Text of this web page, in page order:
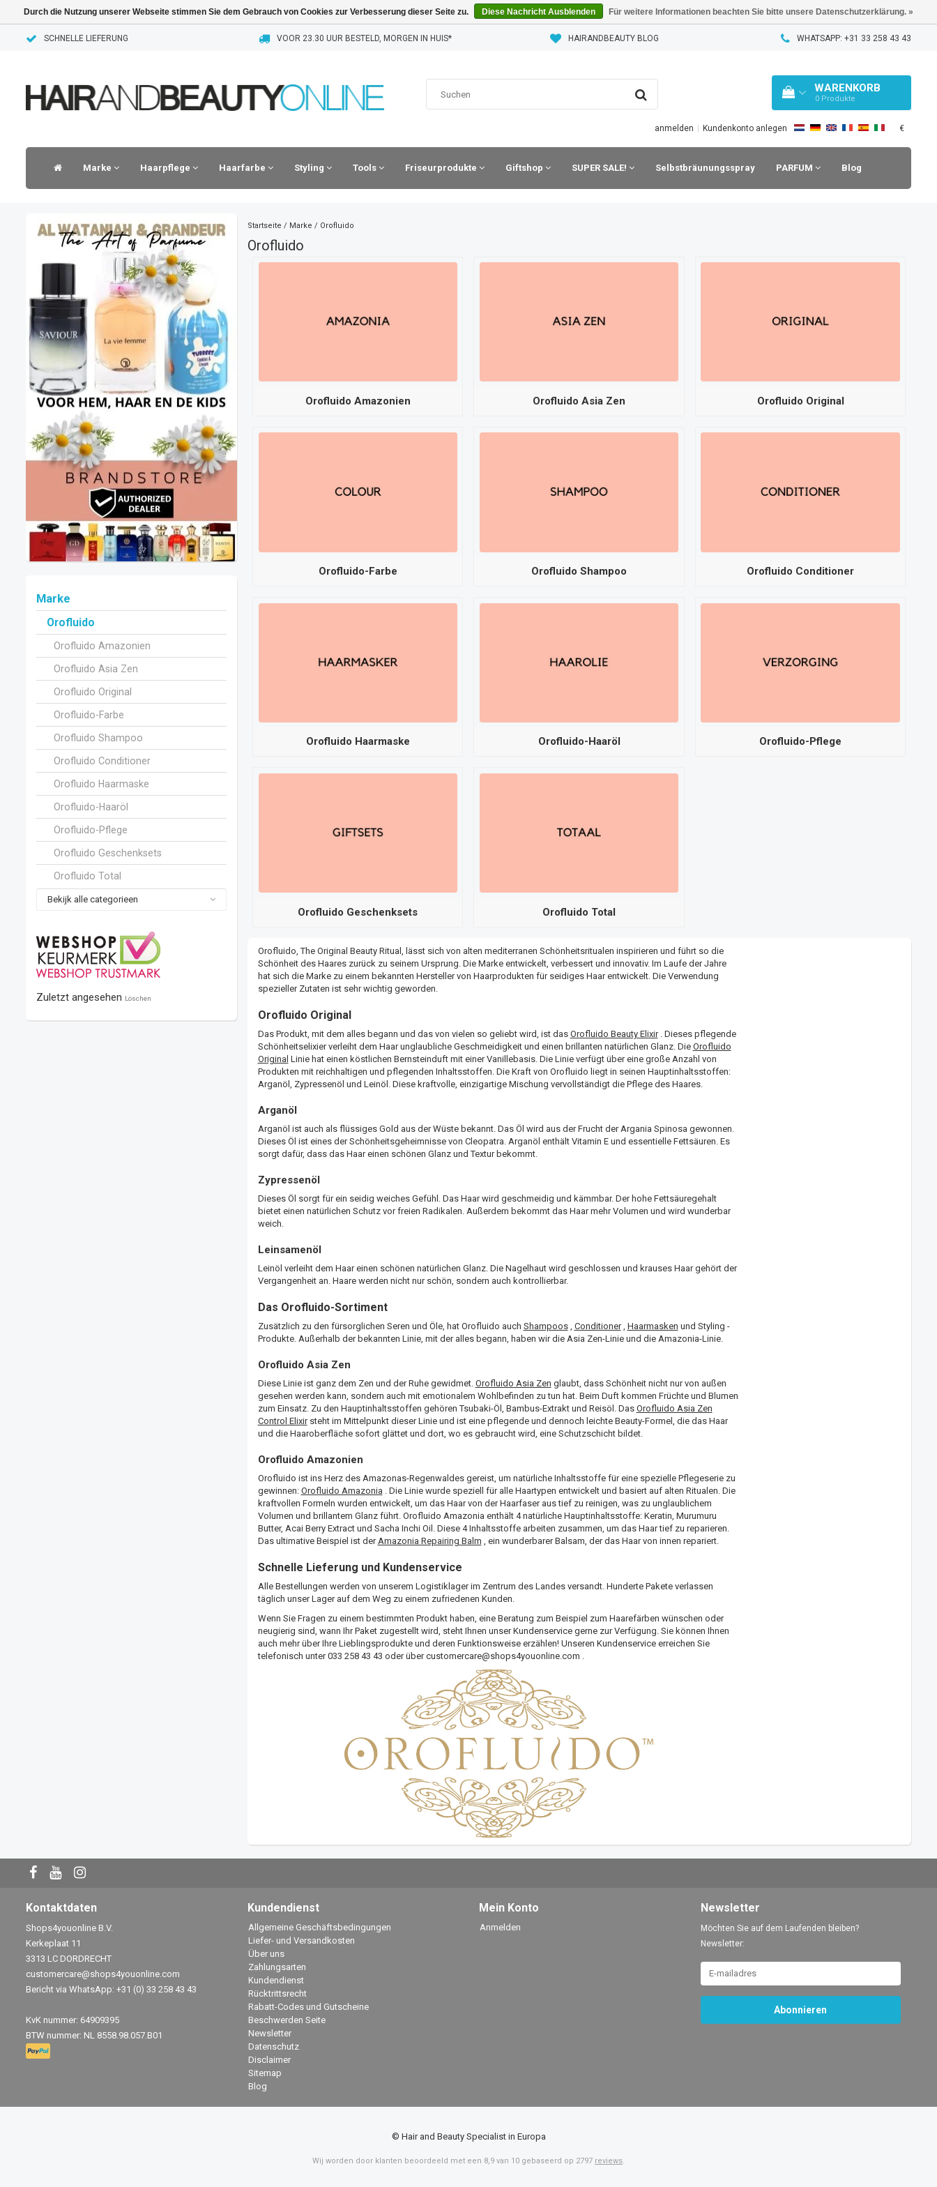
SCHNELLE LIEFERUNG VOOR 23.30 UUR BESTELD, MORGEN IN HUIS* HAIRANDBEAUTY BLOG WHATSAPP: +31 33 258 43 43
WARENKORB
0 Produkte
anmelden Kundenkonto anlegen €
Marke Haarpflege Haarfarbe Styling Tools Friseurprodukte Giftshop SUPER SALE! Selbstbräunungsspray PARFUM Blog
Marke
Orofluido
Orofluido Amazonien
Orofluido Asia Zen
Orofluido Original
Orofluido-Farbe
Orofluido Shampoo
Orofluido Conditioner
Orofluido Haarmaske
Orofluido-Haaröl
Orofluido-Pflege
Orofluido Geschenksets
Orofluido Total
Bekijk alle categorieen
Zuletzt angesehen Löschen
Startseite / Marke / Orofluido
Orofluido
Orofluido Amazonien Orofluido Asia Zen Orofluido Original
Orofluido-Farbe Orofluido Shampoo Orofluido Conditioner
Orofluido Haarmaske Orofluido-Haaröl Orofluido-Pflege
Orofluido Geschenksets Orofluido Total
Orofluido, The Original Beauty Ritual, lässt sich von alten mediterranen Schönheitsritualen inspirieren und führt so die
Schönheit des Haares zurück zu seinem Ursprung. Die Marke entwickelt, verbessert und innovativ. Im Laufe der Jahre
hat sich die Marke zu einem bekannten Hersteller von Haarprodukten für seidiges Haar entwickelt. Die Verwendung
spezieller Zutaten ist sehr wichtig geworden.
Orofluido Original
Das Produkt, mit dem alles begann und das von vielen so geliebt wird, ist das Orofluido Beauty Elixir. Dieses pflegende
Schönheitselixier verleiht dem Haar unglaubliche Geschmeidigkeit und einen brillanten natürlichen Glanz. Die Orofluido
Original Linie hat einen köstlichen Bernsteinduft mit einer Vanillebasis. Die Linie verfügt über eine große Anzahl von
Produkten mit reichhaltigen und pflegenden Inhaltsstoffen. Die Kraft von Orofluido liegt in seinen Hauptinhaltsstoffen:
Arganöl, Zypressenöl und Leinöl. Diese kraftvolle, einzigartige Mischung vervollständigt die Pflege des Haares.
Arganöl
Arganöl ist auch als flüssiges Gold aus der Wüste bekannt. Das Öl wird aus der Frucht der Argania Spinosa gewonnen.
Dieses Öl ist eines der Schönheitsgeheimnisse von Cleopatra. Arganöl enthält Vitamin E und essentielle Fettsäuren. Es
sorgt dafür, dass das Haar einen schönen Glanz und Textur bekommt.
Zypressenöl
Dieses Öl sorgt für ein seidig weiches Gefühl. Das Haar wird geschmeidig und kämmbar. Der hohe Fettsäuregehalt
bietet einen natürlichen Schutz vor freien Radikalen. Außerdem bekommt das Haar mehr Volumen und wird wunderbar
weich.
Leinsamenöl
Leinöl verleiht dem Haar einen schönen natürlichen Glanz. Die Nagelhaut wird geschlossen und krauses Haar gehört der
Vergangenheit an. Haare werden nicht nur schön, sondern auch kontrollierbar.
Das Orofluido-Sortiment
Zusätzlich zu den fürsorglichen Seren und Öle, hat Orofluido auch Shampoos, Conditioner, Haarmasken und Styling -
Produkte. Außerhalb der bekannten Linie, mit der alles begann, haben wir die Asia Zen-Linie und die Amazonia-Linie.
Orofluido Asia Zen
Diese Linie ist ganz dem Zen und der Ruhe gewidmet. Orofluido Asia Zen glaubt, dass Schönheit nicht nur von außen
gesehen werden kann, sondern auch mit emotionalem Wohlbefinden zu tun hat. Beim Duft kommen Früchte und Blumen
zum Einsatz. Zu den Hauptinhaltsstoffen gehören Tsubaki-Öl, Bambus-Extrakt und Reisöl. Das Orofluido Asia Zen
Control Elixirsteht im Mittelpunkt dieser Linie und ist eine pflegende und dennoch leichte Beauty-Formel, die das Haar
und die Haaroberfläche sofort glättet und dort, wo es gebraucht wird, eine Schutzschicht bildet.
Orofluido Amazonien
Orofluido ist ins Herz des Amazonas-Regenwaldes gereist, um natürliche Inhaltsstoffe für eine spezielle Pflegeserie zu
gewinnen: Orofluido Amazonia . Die Linie wurde speziell für alle Haartypen entwickelt und basiert auf alten Ritualen. Die
kraftvollen Formeln wurden entwickelt, um das Haar von der Haarfaser aus tief zu reinigen, was zu unglaublichem
Volumen und brillantem Glanz führt. Orofluido Amazonia enthält 4 natürliche Hauptinhaltsstoffe: Keratin, Murumuru
Butter, Acai Berry Extract und Sacha Inchi Oil. Diese 4 Inhaltsstoffe arbeiten zusammen, um das Haar tief zu reparieren.
Das ultimative Beispiel ist der Amazonia Repairing Balm , ein wunderbarer Balsam, der das Haar von innen repariert.
Schnelle Lieferung und Kundenservice
Alle Bestellungen werden von unserem Logistiklager im Zentrum des Landes versandt. Hunderte Pakete verlassen
täglich unser Lager auf dem Weg zu einem zufriedenen Kunden.
Wenn Sie Fragen zu einem bestimmten Produkt haben, eine Beratung zum Beispiel zum Haarefärben wünschen oder
neugierig sind, wann Ihr Paket zugestellt wird, steht Ihnen unser Kundenservice gerne zur Verfügung. Sie können Ihnen
auch mehr über Ihre Lieblingsprodukte und deren Funktionsweise erzählen! Unseren Kundenservice erreichen Sie
telefonisch unter 033 258 43 43 oder übercustomercare@shops4youonline.com
Kontaktdaten
Shops4youonline B.V.
Kerkeplaat 11
3313 LC DORDRECHT
customercare@shops4youonline.com
Bericht via WhatsApp: +31 (0) 33 258 43 43
KvK nummer: 64909395
BTW nummer: NL 8558.98.057.B01
Kundendienst
Allgemeine Geschäftsbedingungen
Liefer- und Versandkosten
Über uns
Zahlungsarten
Kundendienst
Rücktrittsrecht
Rabatt-Codes und Gutscheine
Beschwerden Seite
Newsletter
Datenschutz
Disclaimer
Sitemap
Blog
Mein Konto
Anmelden
Newsletter
Möchten Sie auf dem Laufenden bleiben?
Newsletter:
Abonnieren
© Hair and Beauty Specialist in Europa
Wij worden door klanten beoordeeld met een 8,9 van 10 gebaseerd op 2797 reviews.
Durch die Nutzung unserer Webseite stimmen Sie dem Gebrauch von Cookies zur Verbesserung dieser Seite zu. Diese Nachricht Ausblenden Für weitere Informationen beachten Sie bitte unsere Datenschutzerklärung. »